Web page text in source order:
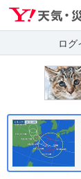
ログ